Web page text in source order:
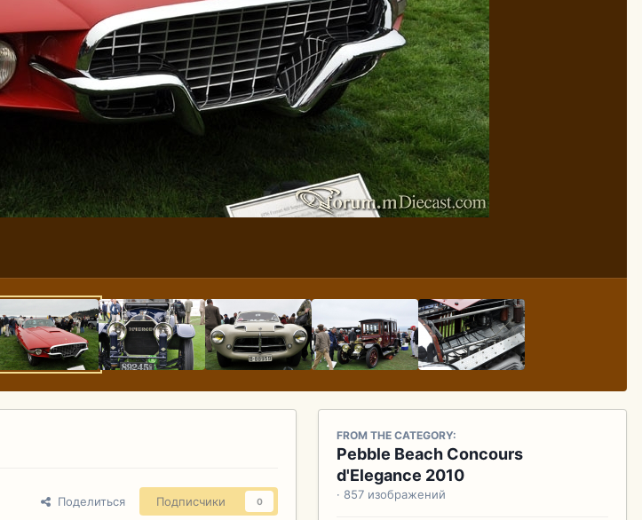
Поделиться Подписчики 0
FROM THE CATEGORY:
Pebble Beach Concours
d'Elegance 2010
· 857 изображений